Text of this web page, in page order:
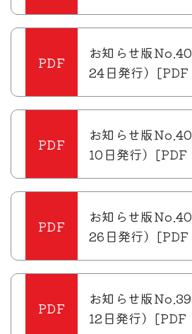
お知らせ版
24日発行）
お知らせ版
10日発行）
お知らせ版
26日発行）
お知らせ版
12日発行）[PDF